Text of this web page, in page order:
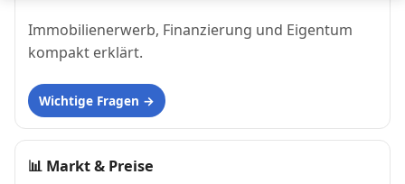
Immobilienerwerb, Finanzierung und Eigentum
kompakt erklärt.
Wichtige Fragen
📊 Markt & Preise